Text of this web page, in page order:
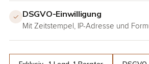
✓ DSGVO-Einwilligung
Mit Zeitstempel, IP-Adresse und